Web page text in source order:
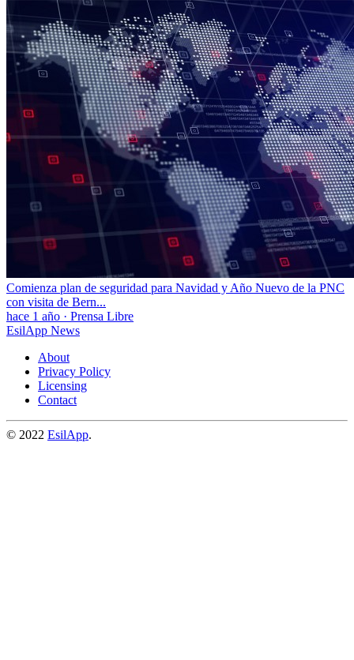
Comienza plan de seguridad para Navidad y Año Nuevo de la PNC
con visita de Bern...
hace 1 año · Prensa Libre
EsilApp News
About
Privacy Policy
Licensing
Contact
© 2022 EsilApp.